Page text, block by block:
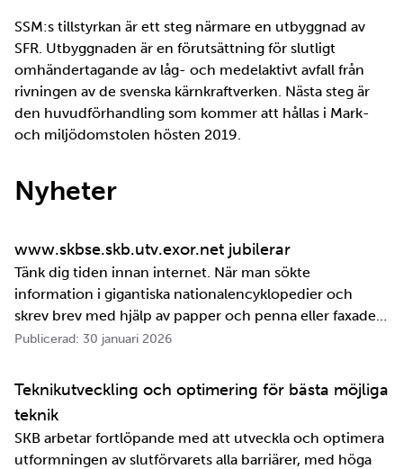
SSM:s tillstyrkan är ett steg närmare en utbyggnad av
SFR. Utbyggnaden är en förutsättning för slutligt
omhändertagande av låg- och medelaktivt avfall från
rivningen av de svenska kärnkraftverken. Nästa steg är
den huvudförhandling som kommer att hållas i Mark-
och miljödomstolen hösten 2019.
Nyheter
www.skbse.skb.utv.exor.net jubilerar
Tänk dig tiden innan internet. När man sökte
information i gigantiska nationalencyklopedier och
skrev brev med hjälp av papper och penna eller faxade
om ett meddelande skulle fram snabbt. Det är inte
perspektiv i alla fall. För oss på SKB är det …
Publicerad: 30 januari 2026
Teknikutveckling och optimering för bästa möjliga
teknik
SKB arbetar fortlöpande med att utveckla och optimera
utformningen av slutförvarets alla barriärer, med höga